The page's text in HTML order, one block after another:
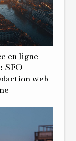
en ligne
SEO
web